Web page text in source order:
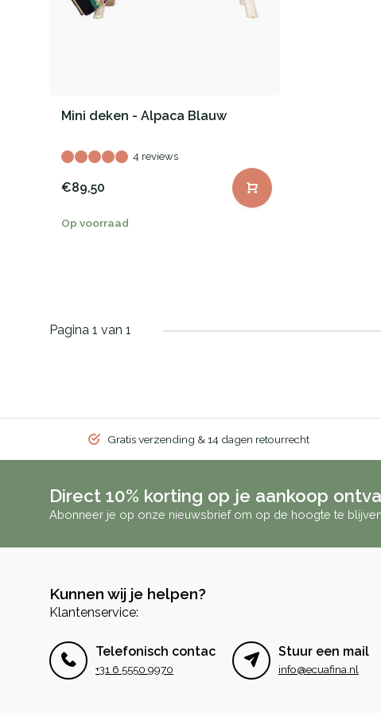
Mini deken - Alpaca Blauw
4 reviews
€89,50
Op voorraad
Pagina 1 van 1
Gratis verzending & 14 dagen retourrecht
Direct 10% korting op je aankoop
Abonneer je op onze nieuwsbrief om op de hoogte te blijven.
Kunnen wij je helpen?
Klantenservice:
Telefonisch contact
+31 6 5550 9970
Stuur een mail
info@ecuafina.nl